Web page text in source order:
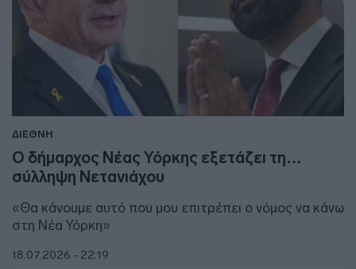
ΔΙΕΘΝΗ
Ο δήμαρχος Νέας Υόρκης εξετάζει τη…
σύλληψη Νετανιάχου
«Θα κάνουμε αυτό που μου επιτρέπει ο νόμος να κάνω
στη Νέα Υόρκη»
18.07.2026 - 22:19